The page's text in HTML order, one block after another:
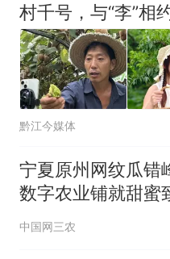
村千号，与“李”相
黔江今媒体
宁夏原州网纹瓜错
数字农业铺就甜蜜
中国网三农